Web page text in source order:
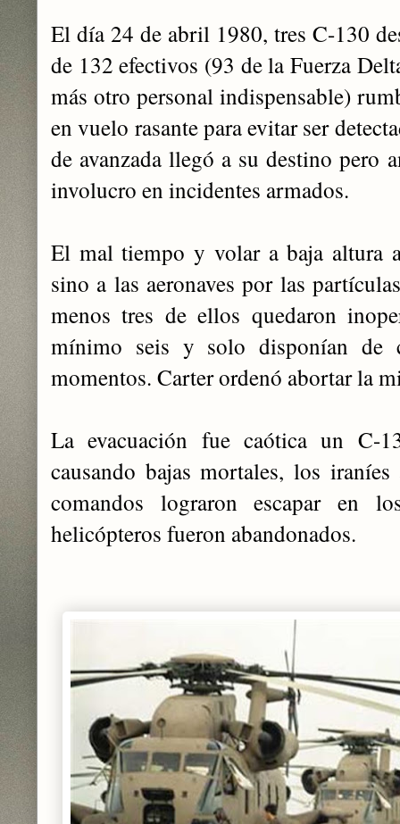
El día 24 de abril 1980, tres C-130
de 132 efectivos (93 de la Fuerza
más otro personal indispensable)
en vuelo rasante para evitar ser
de avanzada llegó a su destino pero
involucro en incidentes armados.
El mal tiempo y volar a baja altura
sino a las aeronaves por las
menos tres de ellos quedaron
mínimo seis y solo disponían de
momentos. Carter ordenó abortar la
La evacuación fue caótica un C-
causando bajas mortales, los
comandos lograron escapar en
helicópteros fueron abandonados.